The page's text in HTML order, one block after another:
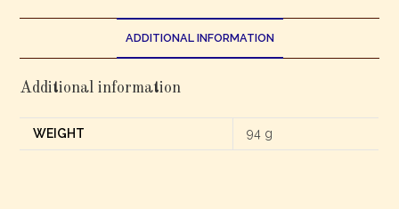
ADDITIONAL INFORMATION
Additional information
WEIGHT 94 g